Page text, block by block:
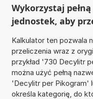
Wykorzystaj
jednostek, aby
Kalkulator ten pozwala
przeliczenia wraz z
przykład '730 Decylitr
można użyć pełną
'Decylitr per Pikogram'
określa kategorię, do